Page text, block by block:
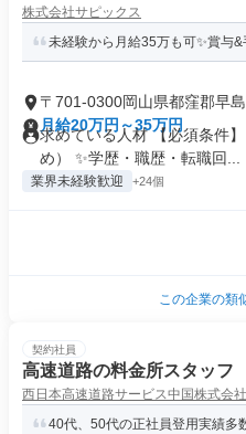
株式会社サピックス
未経験から月給35万も可✨賞与
〒701-0300岡山県都窪郡早
月給20万円～35万円
求めている人材 【必須条件
め） ✨学歴・職歴・転職回...
業界未経験歓迎 +24個
この企業の類
契約社員
高速道路の料金所スタッフ
西日本高速道路サービス中国株式会社
40代、50代の正社員登用実績